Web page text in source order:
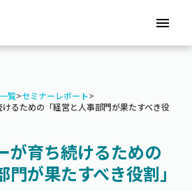
menu
覧>セミナーレポート>
るための「経営と人事部門が果たすべき役
が育ち続けるための
門が果たすべき役割」